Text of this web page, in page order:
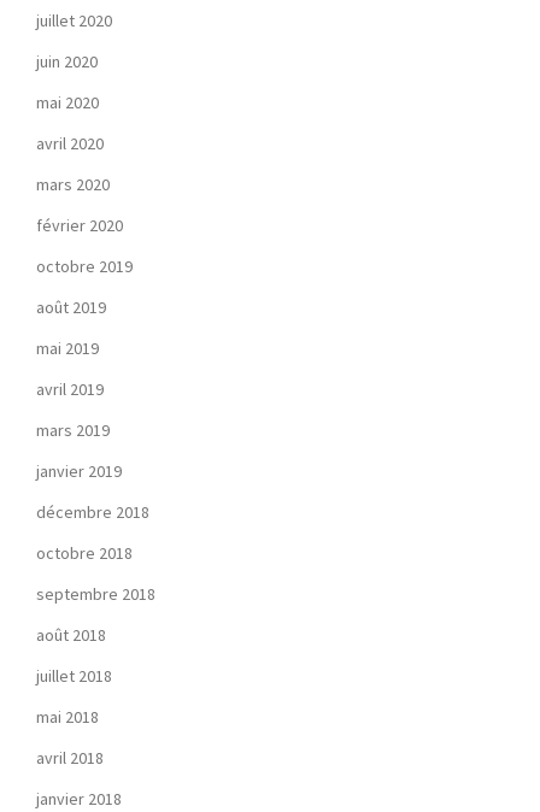
juillet 2020
juin 2020
mai 2020
avril 2020
mars 2020
février 2020
octobre 2019
août 2019
mai 2019
avril 2019
mars 2019
janvier 2019
décembre 2018
octobre 2018
septembre 2018
août 2018
juillet 2018
mai 2018
avril 2018
janvier 2018